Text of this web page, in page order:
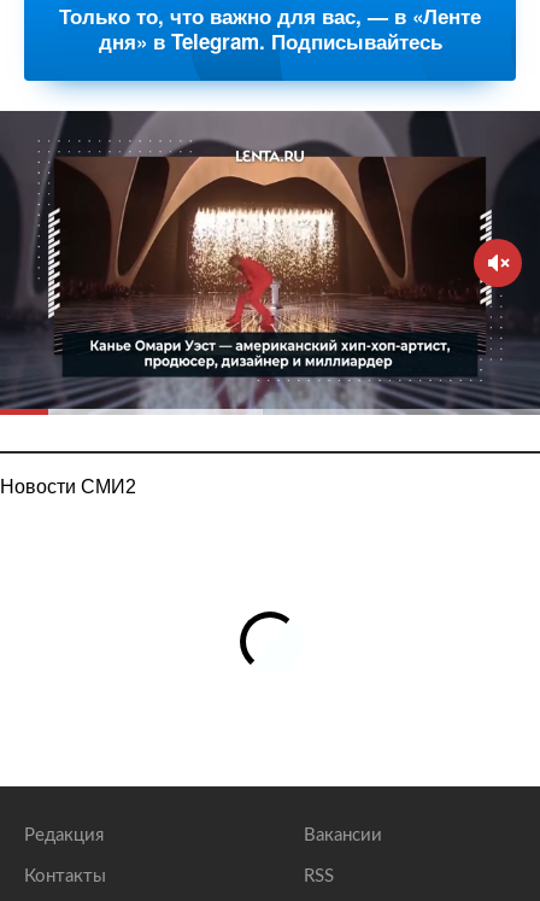
Только то, что важно для вас, — в «Ленте
дня» в Telegram. Подписывайтесь
Новости СМИ2
Редакция
Контакты
Вакансии
RSS